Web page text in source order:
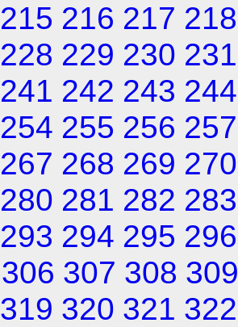
215 216 217 218
228 229 230 231
241 242 243 244
254 255 256 257
267 268 269 270
280 281 282 283
293 294 295 296
306 307 308 309
319 320 321 322